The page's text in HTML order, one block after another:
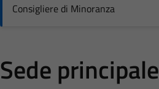
Consigliere di Minoranza
Sede principale